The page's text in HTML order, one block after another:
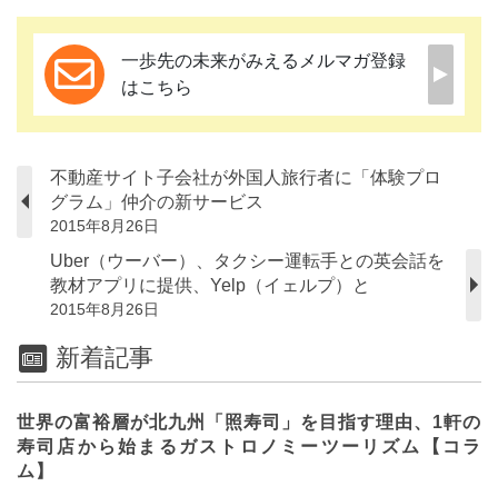
一歩先の未来がみえるメルマガ登録
はこちら
不動産サイト子会社が外国人旅行者に「体験プロ
グラム」仲介の新サービス
2015年8月26日
Uber（ウーバー）、タクシー運転手との英会話を
教材アプリに提供、Yelp（イェルプ）と
2015年8月26日
新着記事
世界の富裕層が北九州「照寿司」を目指す理由、1軒の
寿司店から始まるガストロノミーツーリズム【コラ
ム】